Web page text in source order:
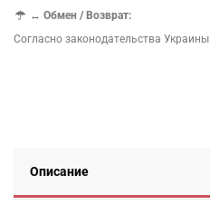
↔Обмен / Возврат:
Согласно законодательства Украины
Описание